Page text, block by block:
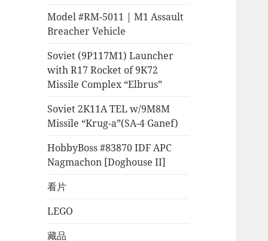
Model #RM-5011 | M1 Assault
Breacher Vehicle
Soviet (9P117M1) Launcher
with R17 Rocket of 9K72
Missile Complex “Elbrus”
Soviet 2K11A TEL w/9M8M
Missile “Krug-a”(SA-4 Ganef)
HobbyBoss #83870 IDF APC
Nagmachon [Doghouse II]
看片
LEGO
藏品